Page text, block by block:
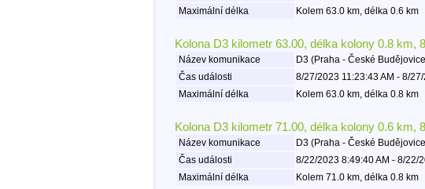
Maximální délka
Kolem 63.0 km, délka 0.6 km
Kolona D3 kilometr 63.00, délka kolony 0.8 km,
Název komunikace D3 (Praha - České
Čas události
8/27/2023 11:23:43 AM - 8/
Maximální délka
Kolem 63.0 km, délka 0.8 km
Kolona D3 kilometr 71.00, délka kolony 0.6 km,
Název komunikace D3 (Praha - České
Čas události
8/22/2023 8:49:40 AM - 8/22/
Maximální délka
Kolem 71.0 km, délka 0.8 km